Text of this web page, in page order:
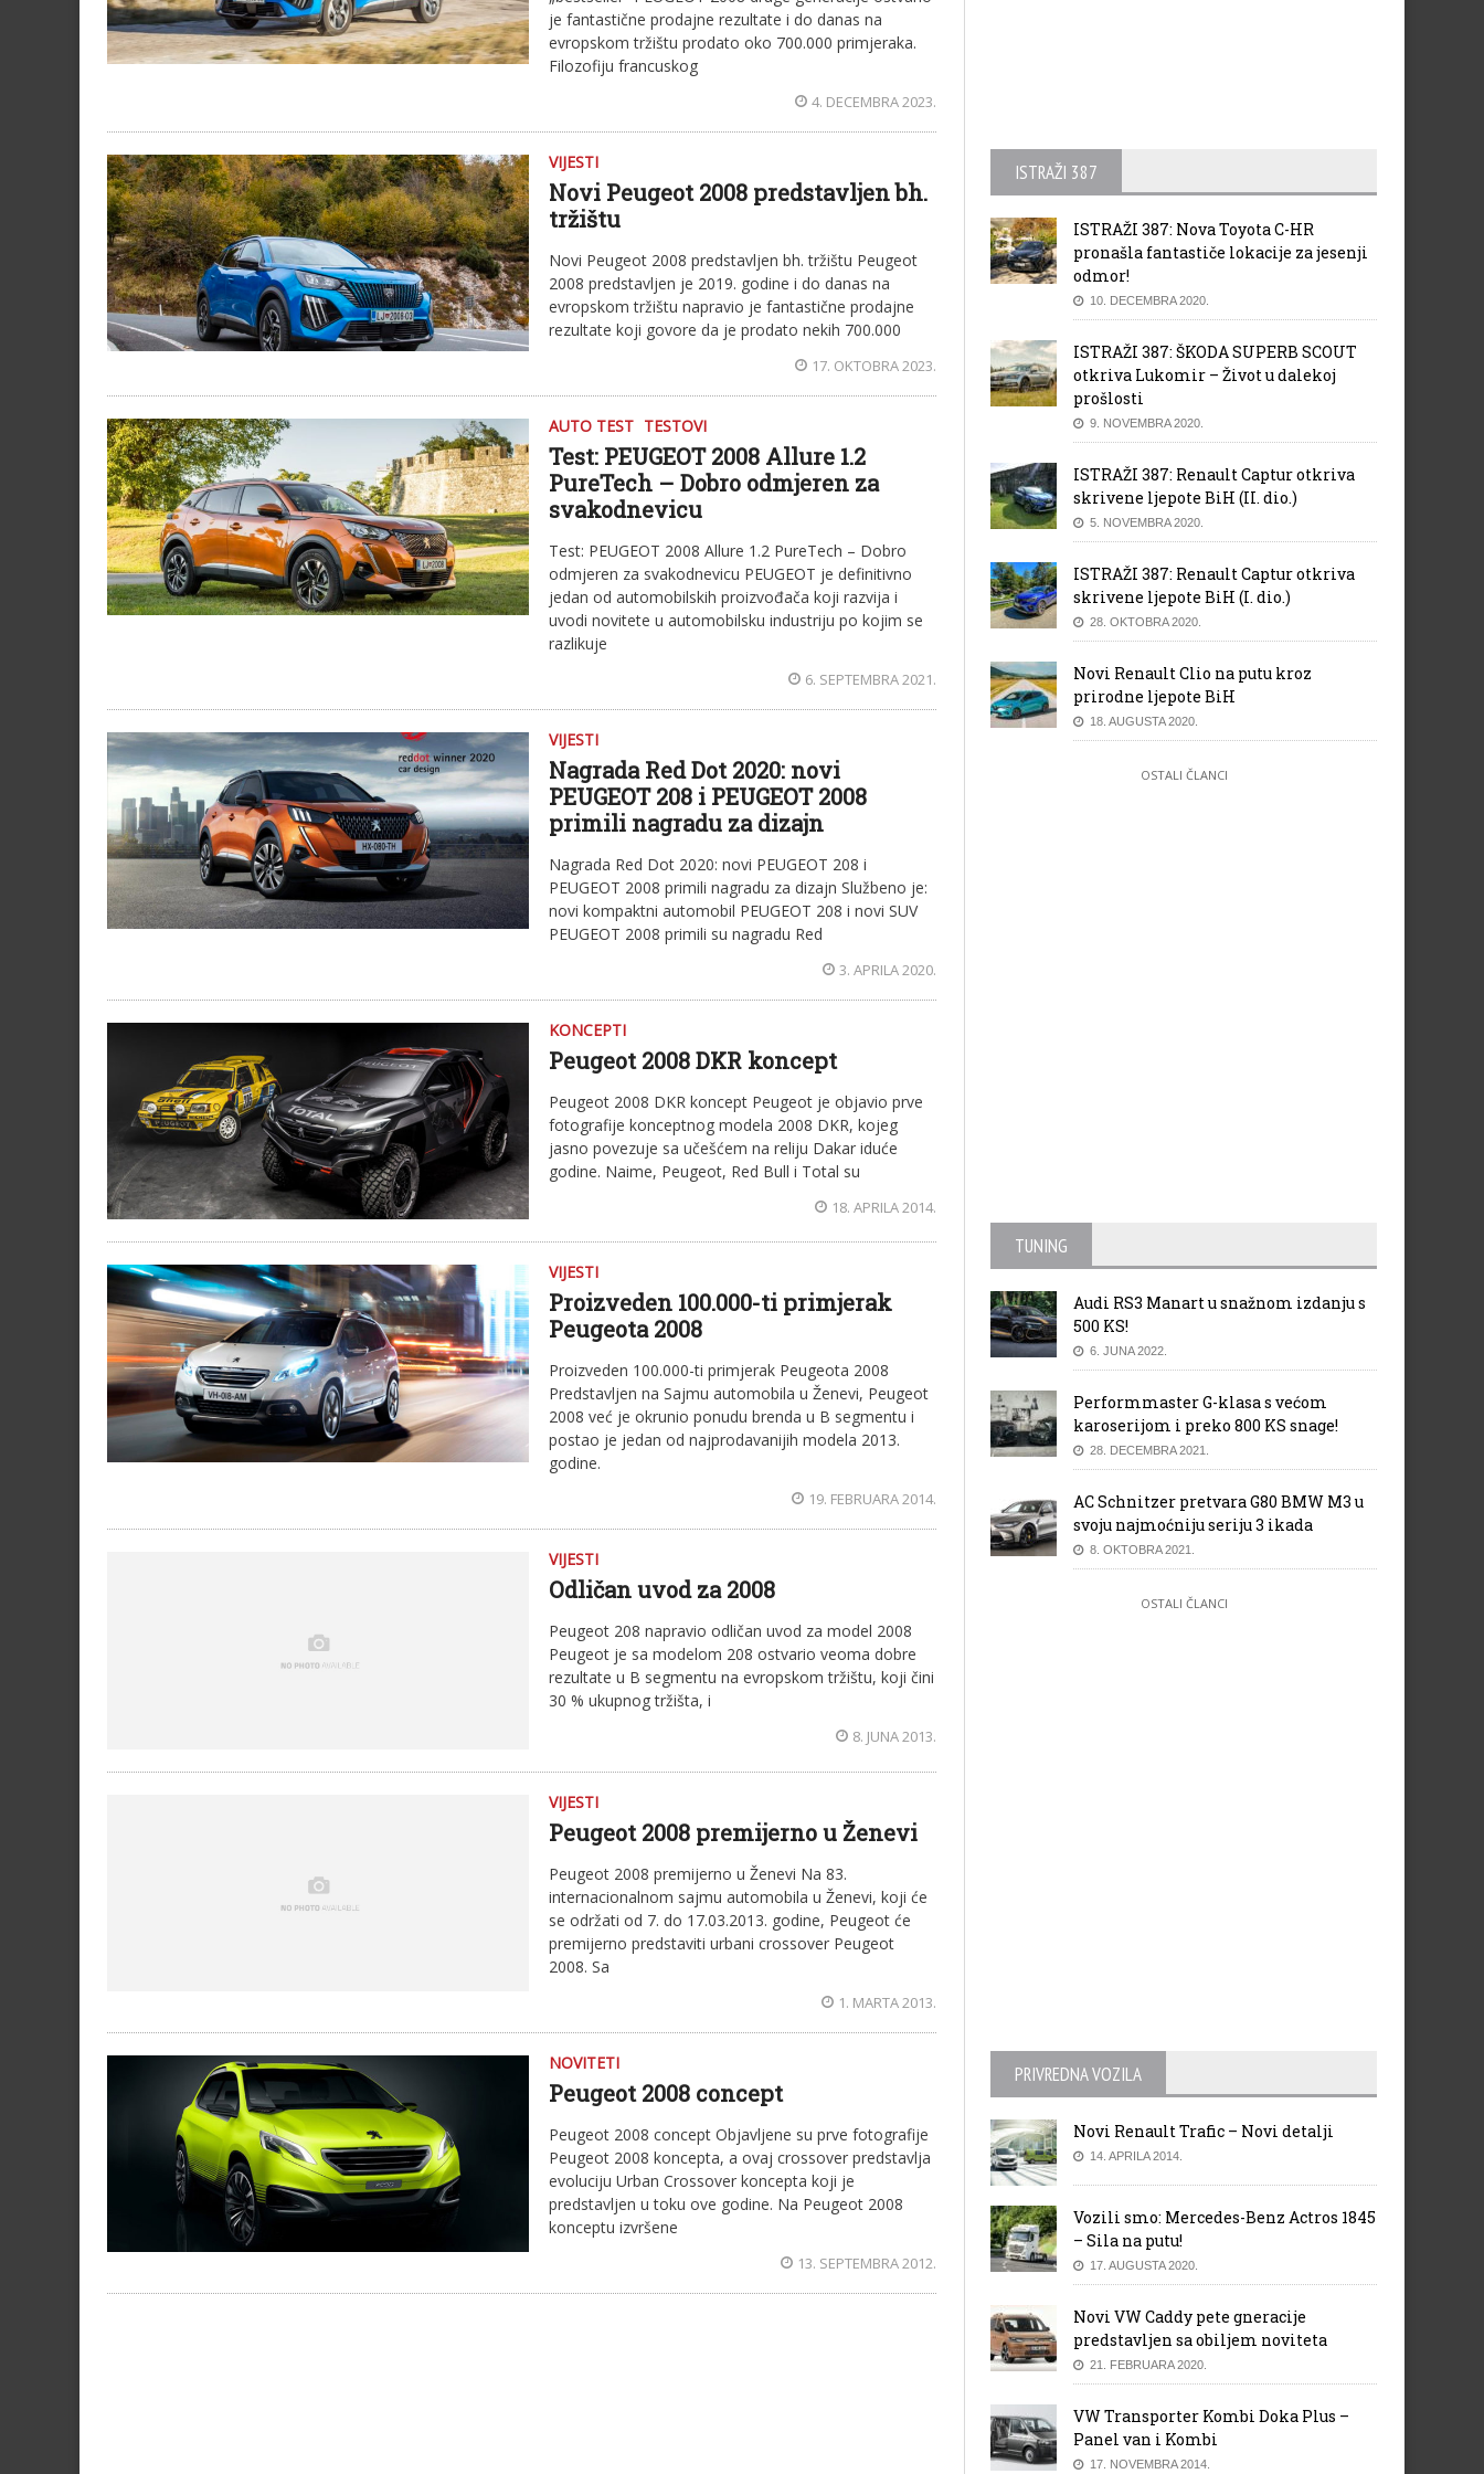
je fantastične prodajne rezultate i do danas na
evropskom tržištu prodato oko 700.000 primjeraka.
Filozofiju francuskog
4. DECEMBRA 2023.
VIJESTI
Novi Peugeot 2008 predstavljen bh.
tržištu
Novi Peugeot 2008 predstavljen bh. tržištu Peugeot
2008 predstavljen je 2019. godine i do danas na
evropskom tržištu napravio je fantastične prodajne
rezultate koji govore da je prodato nekih 700.000
17. OKTOBRA 2023.
AUTO TEST TESTOVI
Test: PEUGEOT 2008 Allure 1.2
PureTech – Dobro odmjeren za
svakodnevicu
Test: PEUGEOT 2008 Allure 1.2 PureTech – Dobro
odmjeren za svakodnevicu PEUGEOT je definitivno
jedan od automobilskih proizvođača koji razvija i
uvodi novitete u automobilsku industriju po kojim se
razlikuje
6. SEPTEMBRA 2021.
VIJESTI
Nagrada Red Dot 2020: novi
PEUGEOT 208 i PEUGEOT 2008
primili nagradu za dizajn
Nagrada Red Dot 2020: novi PEUGEOT 208 i
PEUGEOT 2008 primili nagradu za dizajn Službeno je:
novi kompaktni automobil PEUGEOT 208 i novi SUV
PEUGEOT 2008 primili su nagradu Red
3. APRILA 2020.
KONCEPTI
Peugeot 2008 DKR koncept
Peugeot 2008 DKR koncept Peugeot je objavio prve
fotografije konceptnog modela 2008 DKR, kojeg
jasno povezuje sa učešćem na reliju Dakar iduće
godine. Naime, Peugeot, Red Bull i Total su
18. APRILA 2014.
VIJESTI
Proizveden 100.000-ti primjerak
Peugeota 2008
Proizveden 100.000-ti primjerak Peugeota 2008
Predstavljen na Sajmu automobila u Ženevi, Peugeot
2008 već je okrunio ponudu brenda u B segmentu i
postao je jedan od najprodavanijih modela 2013.
godine.
19. FEBRUARA 2014.
VIJESTI
Odličan uvod za 2008
Peugeot 208 napravio odličan uvod za model 2008
Peugeot je sa modelom 208 ostvario veoma dobre
rezultate u B segmentu na evropskom tržištu, koji čini
30 % ukupnog tržišta, i
8. JUNA 2013.
VIJESTI
Peugeot 2008 premijerno u Ženevi
Peugeot 2008 premijerno u Ženevi Na 83.
internacionalnom sajmu automobila u Ženevi, koji će
se održati od 7. do 17.03.2013. godine, Peugeot će
premijerno predstaviti urbani crossover Peugeot
2008. Sa
1. MARTA 2013.
NOVITETI
Peugeot 2008 concept
Peugeot 2008 concept Objavljene su prve fotografije
Peugeot 2008 koncepta, a ovaj crossover predstavlja
evoluciju Urban Crossover koncepta koji je
predstavljen u toku ove godine. Na Peugeot 2008
konceptu izvršene
13. SEPTEMBRA 2012.
ISTRAŽI 387
ISTRAŽI 387: Nova Toyota C-HR
pronašla fantastiče lokacije za jesenji
odmor!
10. DECEMBRA 2020.
ISTRAŽI 387: ŠKODA SUPERB SCOUT
otkriva Lukomir – Život u dalekoj
prošlosti
9. NOVEMBRA 2020.
ISTRAŽI 387: Renault Captur otkriva
skrivene ljepote BiH (II. dio.)
5. NOVEMBRA 2020.
ISTRAŽI 387: Renault Captur otkriva
skrivene ljepote BiH (I. dio.)
28. OKTOBRA 2020.
Novi Renault Clio na putu kroz
prirodne ljepote BiH
18. AUGUSTA 2020.
OSTALI ČLANCI
TUNING
Audi RS3 Manart u snažnom izdanju s
500 KS!
6. JUNA 2022.
Performmaster G-klasa s većom
karoserijom i preko 800 KS snage!
28. DECEMBRA 2021.
AC Schnitzer pretvara G80 BMW M3 u
svoju najmoćniju seriju 3 ikada
8. OKTOBRA 2021.
OSTALI ČLANCI
PRIVREDNA VOZILA
Novi Renault Trafic – Novi detalji
14. APRILA 2014.
Vozili smo: Mercedes-Benz Actros 1845
– Sila na putu!
17. AUGUSTA 2020.
Novi VW Caddy pete gneracije
predstavljen sa obiljem noviteta
21. FEBRUARA 2020.
VW Transporter Kombi Doka Plus –
Panel van i Kombi
17. NOVEMBRA 2014.